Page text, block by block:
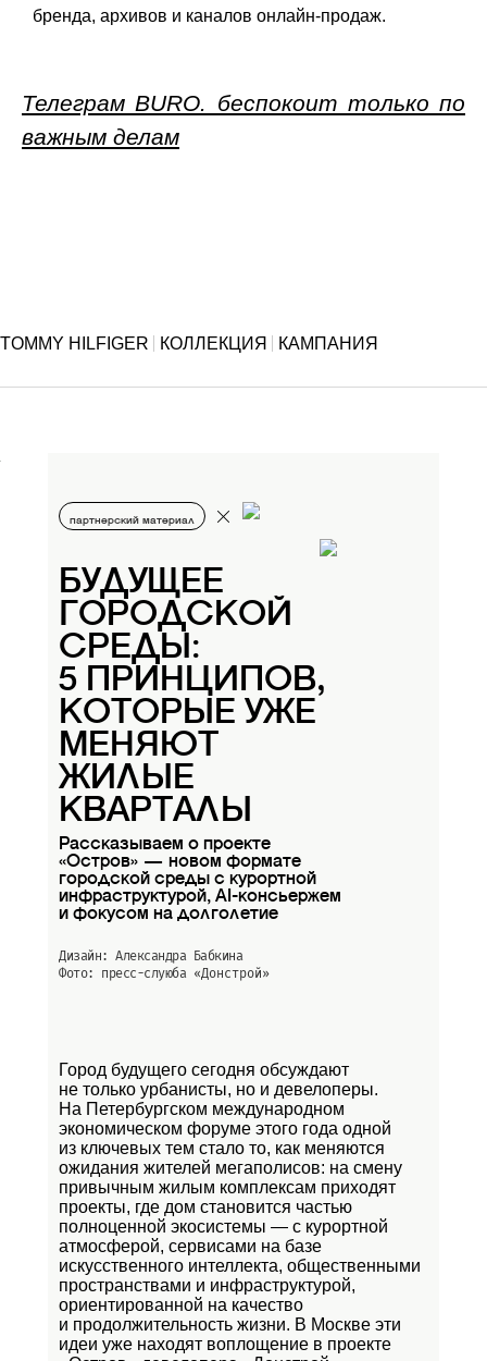
бренда, архивов и каналов онлайн-продаж.
Телеграм BURO. беспокоит только по
важным делам
TOMMY HILFIGER КОЛЛЕКЦИЯ КАМПАНИЯ
партнерский материал
БУДУЩЕЕ
ГОРОДСКОЙ
СРЕДЫ:
5 ПРИНЦИПОВ,
КОТОРЫЕ УЖЕ
МЕНЯЮТ
ЖИЛЫЕ
КВАРТАЛЫ
Рассказываем о проекте
«Остров» — новом формате
городской среды с курортной
инфраструктурой, AI-консьержем
и фокусом на долголетие
Дизайн: Александра Бабкина
Фото: пресс-слуюба «Донстрой»
Город будущего сегодня обсуждают
не только урбанисты, но и девелоперы.
На Петербургском международном
экономическом форуме этого года одной
из ключевых тем стало то, как меняются
ожидания жителей мегаполисов: на смену
привычным жилым комплексам приходят
проекты, где дом становится частью
полноценной экосистемы — с курортной
атмосферой, сервисами на базе
искусственного интеллекта, общественными
пространствами и инфраструктурой,
ориентированной на качество
и продолжительность жизни. В Москве эти
идеи уже находят воплощение в проекте